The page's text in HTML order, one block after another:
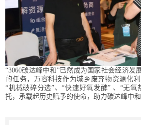
“3060碳达峰中和”已然成为国家社会经济发
的任务，万容科技作为城乡废弃物资源化
“机械破碎分选”、“快速好氧发酵” 、“无氧
托，承载起历史赋予的使命，助力碳达峰中和